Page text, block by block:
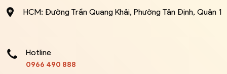
HCM: Đường Trần Quang Khải, Phường Tân Định, Quận 1
Hotline
0966 490 888